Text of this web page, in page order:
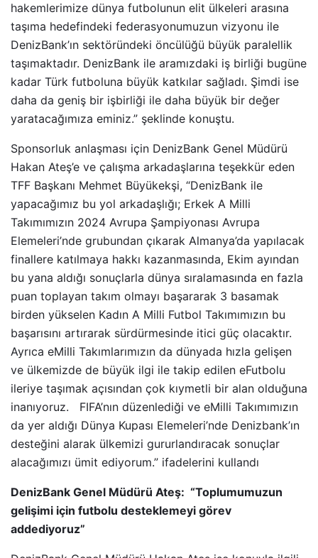
hakemlerimize dünya futbolunun elit ülkeleri arasına
taşıma hedefindeki federasyonumuzun vizyonu ile
DenizBank’ın sektöründeki öncülüğü büyük paralellik
taşımaktadır. DenizBank ile aramızdaki iş birliği bugüne
kadar Türk futboluna büyük katkılar sağladı. Şimdi ise
daha da geniş bir işbirliği ile daha büyük bir değer
yaratacağımıza eminiz.” şeklinde konuştu.
Sponsorluk anlaşması için DenizBank Genel Müdürü
Hakan Ateş’e ve çalışma arkadaşlarına teşekkür eden
TFF Başkanı Mehmet Büyükekşi, “DenizBank ile
yapacağımız bu yol arkadaşlığı; Erkek A Milli
Takımımızın 2024 Avrupa Şampiyonası Avrupa
Elemeleri’nde grubundan çıkarak Almanya’da yapılacak
finallere katılmaya hakkı kazanmasında, Ekim ayından
bu yana aldığı sonuçlarla dünya sıralamasında en fazla
puan toplayan takım olmayı başararak 3 basamak
birden yükselen Kadın A Milli Futbol Takımımızın bu
başarısını artırarak sürdürmesinde itici güç olacaktır.
Ayrıca eMilli Takımlarımızın da dünyada hızla gelişen
ve ülkemizde de büyük ilgi ile takip edilen eFutbolu
ileriye taşımak açısından çok kıymetli bir alan olduğuna
inanıyoruz. FIFA’nın düzenlediği ve eMilli Takımımızın
da yer aldığı Dünya Kupası Elemeleri’nde Denizbank’ın
desteğini alarak ülkemizi gururlandıracak sonuçlar
alacağımızı ümit ediyorum.” ifadelerini kullandı
DenizBank Genel Müdürü Ateş: “Toplumumuzun
gelişimi için futbolu desteklemeyi görev
addediyoruz”